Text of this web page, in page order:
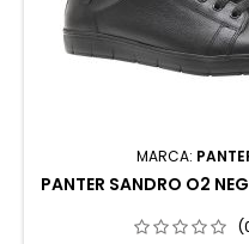
MARCA:
PANTER SANDRO O2